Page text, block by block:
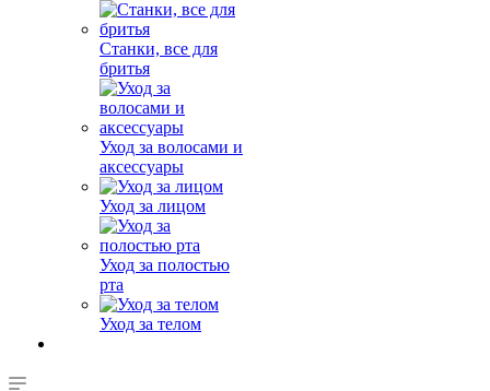
Станки, все для
бритья
Уход за волосами и
аксессуары
Уход за лицом
Уход за полостью
рта
Уход за телом